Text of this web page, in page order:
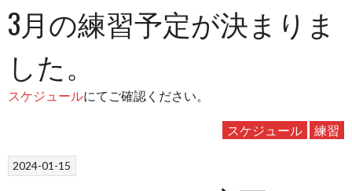
3月の練習予定が決まりま
した。
スケジュールにてご確認ください。
スケジュール 練習
2024-01-15